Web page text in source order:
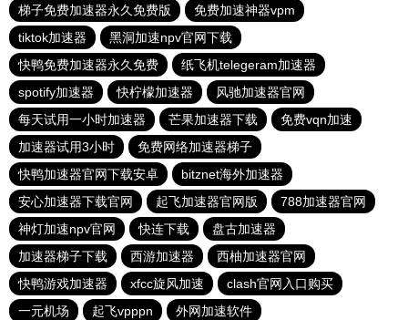
梯子免费加速器永久免费版
免费加速神器vpm
tiktok加速器
黑洞加速npv官网下载
快鸭免费加速器永久免费
纸飞机telegeram加速器
spotify加速器
快柠檬加速器
风驰加速器官网
每天试用一小时加速器
芒果加速器下载
免费vqn加速
加速器试用3小时
免费网络加速器梯子
快鸭加速器官网下载安卓
bitznet海外加速器
安心加速器下载官网
起飞加速器官网版
788加速器官网
神灯加速npv官网
快连下载
盘古加速器
加速器梯子下载
西游加速器
西柚加速器官网
快鸭游戏加速器
xfcc旋风加速
clash官网入口购买
一元机场
起飞vpppn 外网加速软件